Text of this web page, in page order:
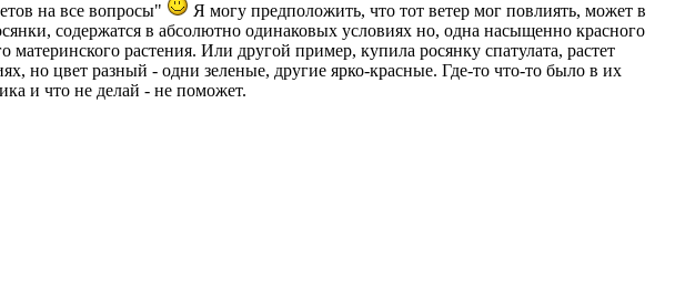
на все вопросы"
Я могу предположить, что тот ветер мог повлиять, может в
содержатся в абсолютно одинаковых условиях но, одна насыщенно красного
растения. Или другой пример, купила росянку спатулата, растет
но цвет разный - одни зеленые, другие ярко-красные. Где-то что-то было в их
и что не делай - не поможет.